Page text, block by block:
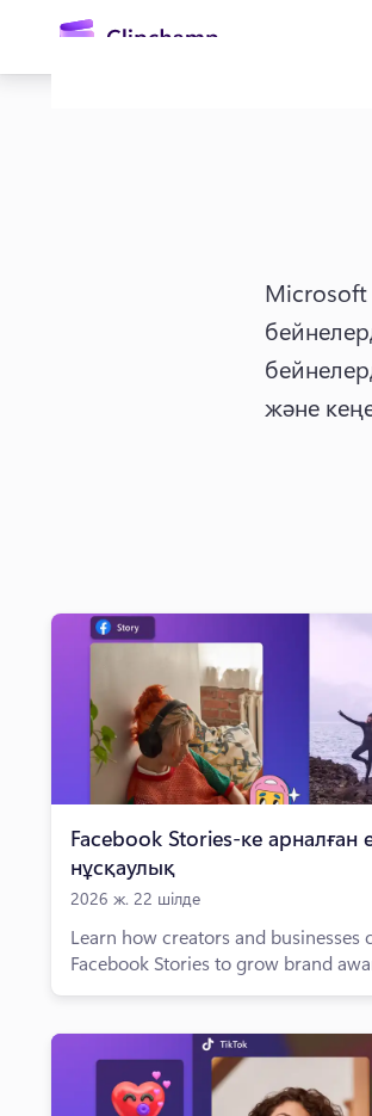
Жүйеге
Тегін
Microsoft
және
Facebook Stories-ке арналған
нұсқаулық
2026 ж. 22 шілде
Learn how creators and businesses
Facebook Stories to grow brand